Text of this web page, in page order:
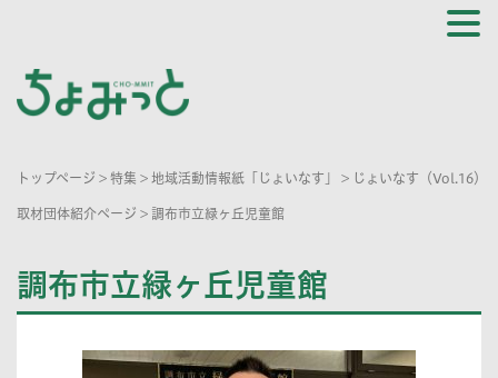
トップページ > 特集 > 地域活動情報紙「じょいなす」 > じょいなす（Vol.16）
取材団体紹介ページ > 調布市立緑ヶ丘児童館
調布市立緑ヶ丘児童館